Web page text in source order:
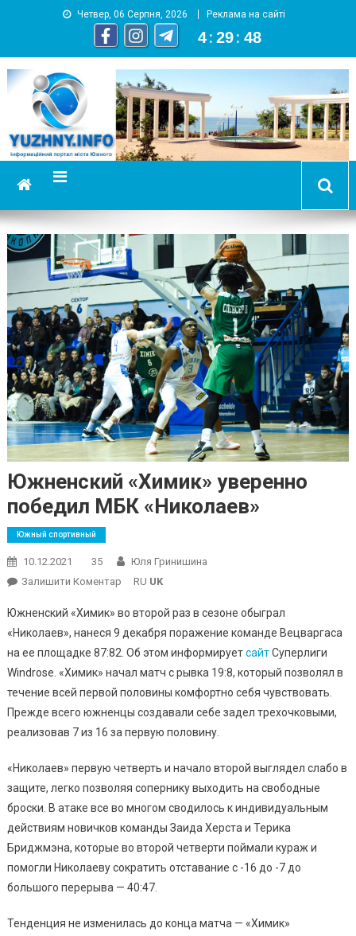
Четвер, 06 Серпня, 2026 Реклама на сайті
4 : 29 : 48
YUZHNY.INFO
информационный портал города Южный
Южненский «Химик» уверенно
победил МБК «Николаев»
Южный спортивный
10.12.2021 35
Юля Гринишина
Залишити КоментарOn
«Химик»
Уверенно
Победил
МБК
«Николаев»
RU UK
Южненский «Химик» во второй раз в сезоне обыграл
«Николаев», нанеся 9 декабря поражение команде Вецваргаса
на ее площадке 87:82. Об этом информируетсайтСуперлиги
Windrose. «Химик» начал матч с рывка 19:8, который позволял в
течение всей первой половины комфортно себя чувствовать.
Прежде всего южненцы создавали себе задел трехочковыми,
реализовав 7 из 16 за первую половину.
«Николаев» первую четверть и начало второй выглядел слабо в
защите, легко позволяя сопернику выходить на свободные
броски. В атаке все во многом сводилось к индивидуальным
действиям новичков команды Заида Херста и Терика
Бриджмэна, которые во второй четверти поймали кураж и
помогли Николаеву сократить отставание с -16 до -7 до
большого перерыва — 40:47.
Тенденция не изменилась до конца матча — «Химик»